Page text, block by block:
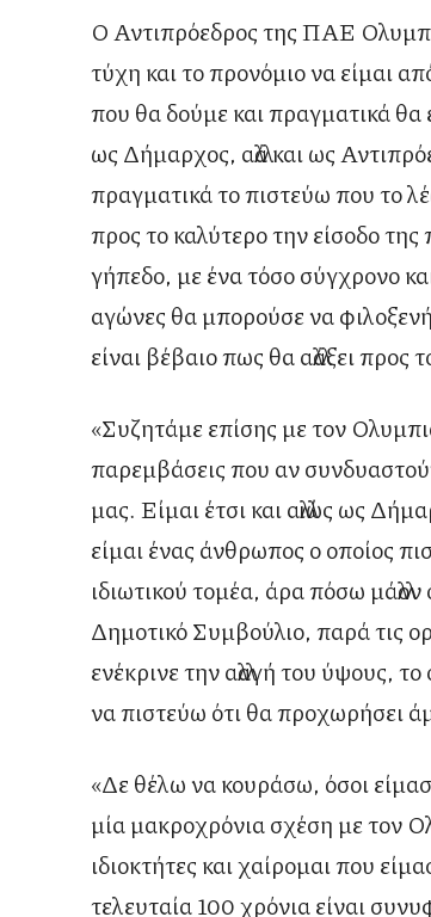
Ο Αντιπρόεδρος της ΠΑΕ
τύχη και το προνόμιο να είμαι
που θα δούμε και πραγματικά θα
ως Δήμαρχος, αλλά και ως
πραγματικά το πιστεύω που το
προς το καλύτερο την είσοδο
γήπεδο, με ένα τόσο σύγχρονο
αγώνες θα μπορούσε να
είναι βέβαιο πως θα αλλάξει
«Συζητάμε επίσης με τον
παρεμβάσεις που αν
μας. Είμαι έτσι και αλλιώς ως
είμαι ένας άνθρωπος ο οποίος
ιδιωτικού τομέα, άρα πόσω
Δημοτικό Συμβούλιο, παρά τις
ενέκρινε την αλλαγή του ύψους,
να πιστεύω ότι θα προχωρήσει
«Δε θέλω να κουράσω, όσοι
μία μακροχρόνια σχέση με τον
ιδιοκτήτες και χαίρομαι που
τελευταία 100 χρόνια είναι